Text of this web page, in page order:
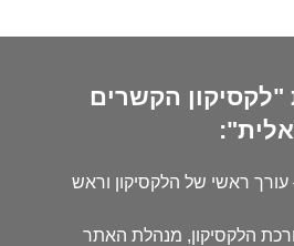
הקשרים
עורך ראשי של הלקסיקון וראש
הלקסיקון, מנהלת האתר